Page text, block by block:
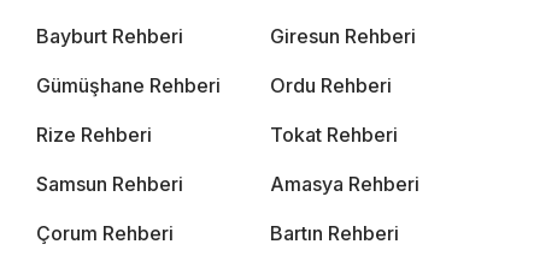
Bayburt Rehberi Giresun Rehberi
Gümüşhane Rehberi Ordu Rehberi
Rize Rehberi Tokat Rehberi
Samsun Rehberi Amasya Rehberi
Çorum Rehberi Bartın Rehberi